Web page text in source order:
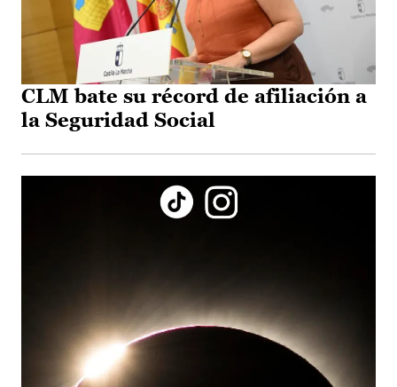
CLM bate su récord de afiliación a
la Seguridad Social